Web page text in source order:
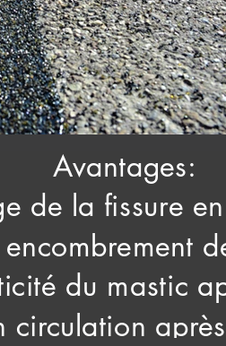
Avantages:
de la fissure
du mastic
circulation